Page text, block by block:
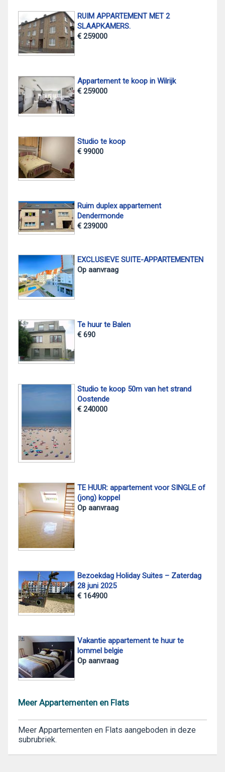
RUIM APPARTEMENT MET 2
SLAAPKAMERS.
€ 259000
Appartement te koop in Wilrijk
€ 259000
Studio te koop
€ 99000
Ruim duplex appartement
Dendermonde
€ 239000
EXCLUSIEVE SUITE-APPARTEMENTEN
Op aanvraag
Te huur te Balen
€ 690
Studio te koop 50m van het strand
Oostende
€ 240000
TE HUUR: appartement voor SINGLE of
(jong) koppel
Op aanvraag
Bezoekdag Holiday Suites – Zaterdag
28 juni 2025
€ 164900
Vakantie appartement te huur te
lommel belgie
Op aanvraag
Meer Appartementen en Flats
Meer Appartementen en Flats aangeboden in deze
subrubriek.